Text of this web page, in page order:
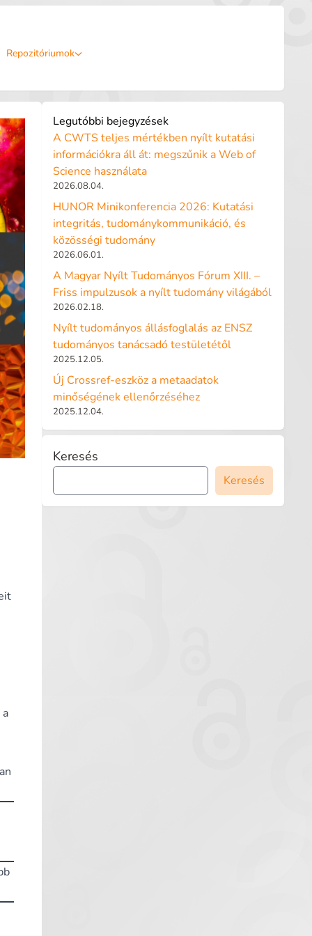
Repozitóriumok
Legutóbbi bejegyzések
A CWTS teljes mértékben nyílt kutatási
információkra áll át: megszűnik a Web of
Science használata
2026.08.04.
HUNOR Minikonferencia 2026: Kutatási
integritás, tudománykommunikáció, és
közösségi tudomány
2026.06.01.
A Magyar Nyílt Tudományos Fórum XIII. –
Friss impulzusok a nyílt tudomány világából
2026.02.18.
Nyílt tudományos állásfoglalás az ENSZ
tudományos tanácsadó testületétől
2025.12.05.
Új Crossref-eszköz a metaadatok
minőségének ellenőrzéséhez
2025.12.04.
Keresés
Keresés